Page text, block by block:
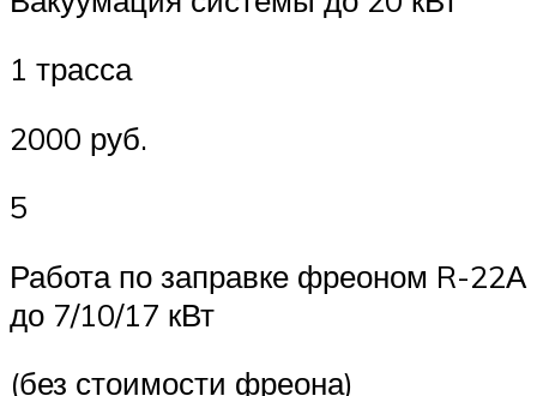
1 трасса
2000 руб.
5
Работа по заправке фреоном R-22А
до 7/10/17 кВт
(без стоимости фреона)